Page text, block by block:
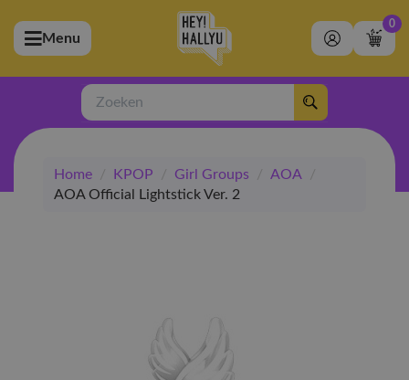
(Artiesten)
(Merchandise)
(Exclusive)
(Winkel)
Menu
0
Zoeken
Home / KPOP / Girl Groups / AOA
/
AOA Official Lightstick Ver. 2